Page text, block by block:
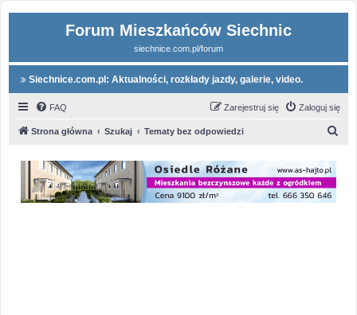
Forum Mieszkańców Siechnic
siechnice.com.pl/forum
Siechnice.com.pl: Aktualności, rozkłady jazdy, galerie, video.
FAQ Zaloguj się
Zarejestruj się
Strona główna Szukaj Tematy bez odpowiedzi